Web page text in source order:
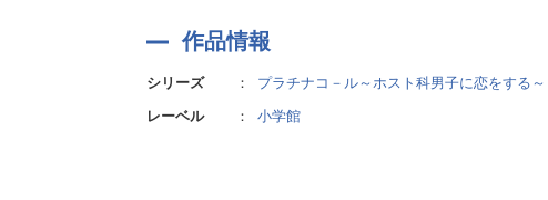
作品情報
シリーズ ：
プラチナコ－ル～ホスト科男子に恋をする～
レーベル
： 小学館